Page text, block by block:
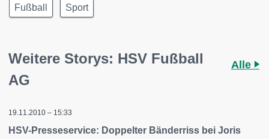
Fußball Sport
Weitere Storys: HSV Fußball
AG
Alle
19.11.2010 – 15:33
HSV-Presseservice: Doppelter Bänderriss bei Joris